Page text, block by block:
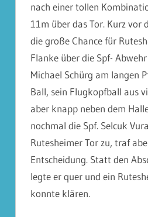
nach einer tollen
11m über das Tor. Kurz vor
die große Chance für
Flanke über die Spf-
Michael Schürg am langen
Ball, sein Flugkopfball aus
aber knapp neben dem
nochmal die Spf. Selcuk
Rutesheimer Tor zu, traf
Entscheidung. Statt den
legte er quer und ein
konnte klären.